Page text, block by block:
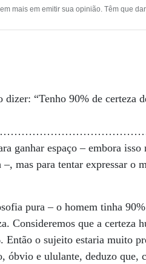
mais em emitir sua opinião. Têm que
“Tenho 90% de certeza
ganhar espaço – embora
mas para tentar expressar o
pura – o homem tinha
Consideremos que a certeza
Então o sujeito estaria muito
e ululante, deduzo que,